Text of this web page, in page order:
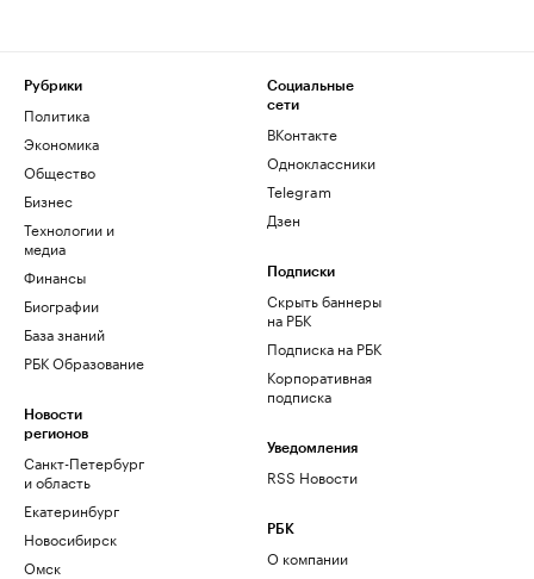
Рубрики
Политика
Экономика
Общество
Бизнес
Технологии и
медиа
Финансы
Биографии
База знаний
РБК Образование
Новости
регионов
Санкт-Петербург
и область
Екатеринбург
Новосибирск
Омск
Социальные
сети
ВКонтакте
Одноклассники
Telegram
Дзен
Подписки
Скрыть баннеры
на РБК
Подписка на РБК
Корпоративная
подписка
Уведомления
RSS Новости
РБК
О компании